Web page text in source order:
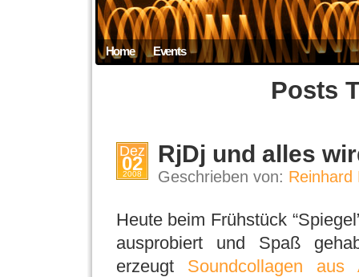
Home Events
Posts
Dez
02
2008
RjDj und alles
Geschrieben von: Reinhard
Heute beim Frühstück
ausprobiert und Spaß
erzeugt Soundcollagen aus